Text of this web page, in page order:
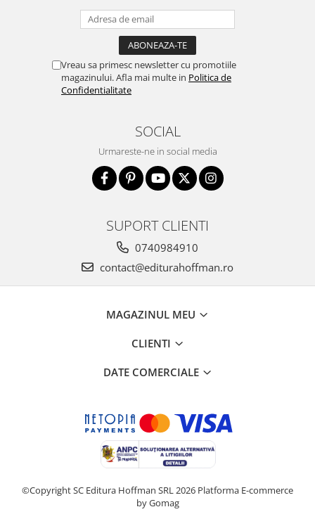
Vreau sa primesc newsletter cu promotiile
magazinului. Afla mai multe in Politica de
Confidentialitate
SOCIAL
Urmareste-ne in social media
SUPORT CLIENTI
0740984910
contact@editurahoffman.ro
MAGAZINUL MEU
CLIENTI
DATE COMERCIALE
©Copyright SC Editura Hoffman SRL 2026 Platforma E-commerce
by Gomag